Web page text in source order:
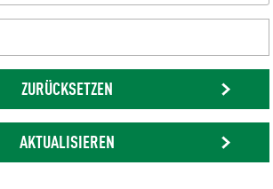
ZURÜCKSETZEN
AKTUALISIEREN